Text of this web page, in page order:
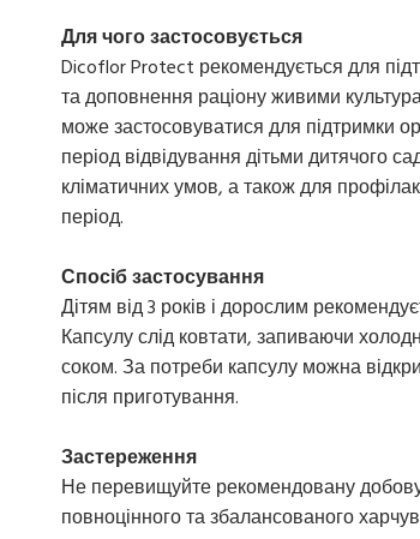
Для чого застосовується
Dicoflor Protect рекомендується для
та доповнення раціону живими
може застосовуватися для підтримки
період відвідування дітьми дитячого
кліматичних умов, а також для
період.
Спосіб застосування
Дітям від 3 років і дорослим
Капсулу слід ковтати, запиваючи
соком. За потреби капсулу можна
після приготування.
Застереження
Не перевищуйте рекомендовану
повноцінного та збалансованого